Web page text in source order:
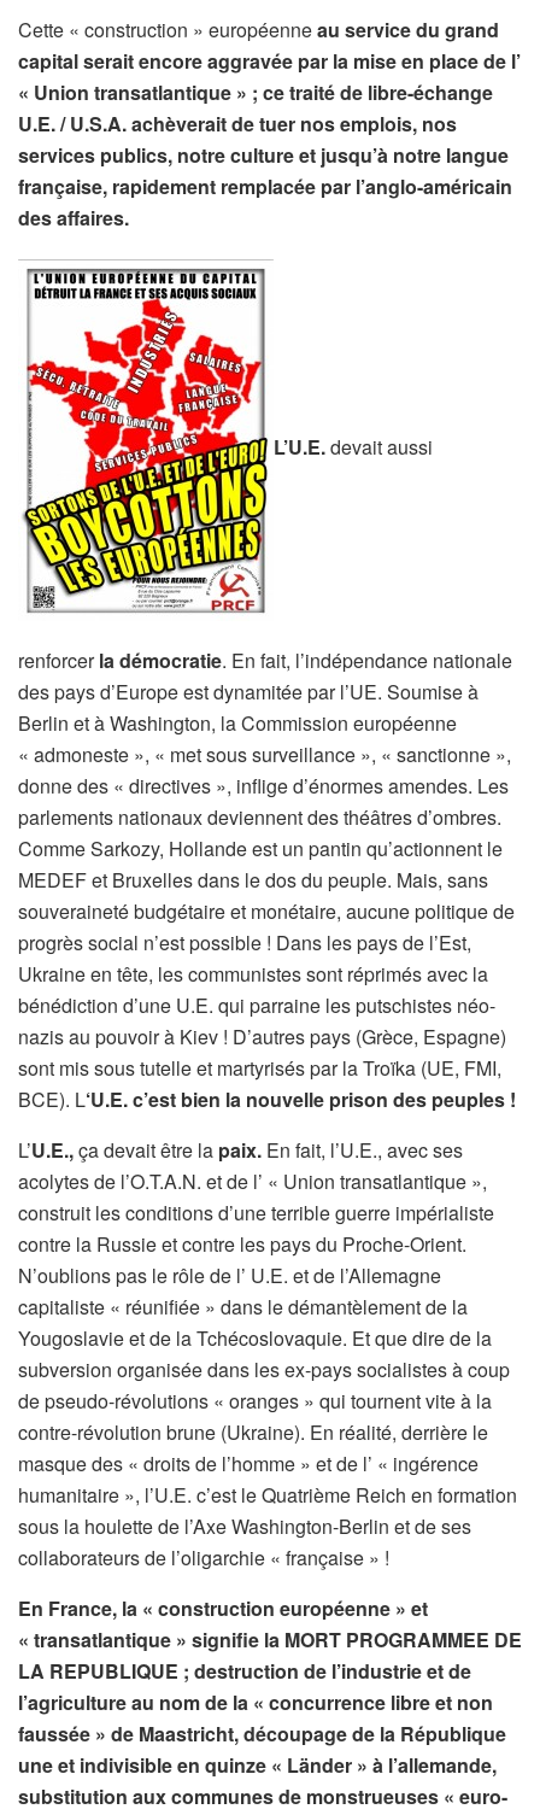
Cette « construction » européenneau service du grand
capital serait encore aggravée par la mise en place de l’
« Union transatlantique » ; ce traité de libre-échange
U.E. / U.S.A. achèverait de tuer nos emplois, nos
services publics, notre culture et jusqu’à notre langue
française, rapidement remplacée par l’anglo-américain
des affaires.
L’U.E.devait aussi
renforcerla démocratie. En fait, l’indépendance nationale
des pays d’Europe est dynamitée par l’UE. Soumise à
Berlin et à Washington, la Commission européenne
« admoneste », « met sous surveillance », « sanctionne »,
donne des « directives », inflige d’énormes amendes. Les
parlements nationaux deviennent des théâtres d’ombres.
Comme Sarkozy, Hollande est un pantin qu’actionnent le
MEDEF et Bruxelles dans le dos du peuple. Mais, sans
souveraineté budgétaire et monétaire, aucune politique de
progrès social n’est possible ! Dans les pays de l’Est,
Ukraine en tête, les communistes sont réprimés avec la
bénédiction d’une U.E. qui parraine les putschistes néo-
nazis au pouvoir à Kiev ! D’autres pays (Grèce, Espagne)
sont mis sous tutelle et martyrisés par la Troïka (UE, FMI,
BCE). L‘U.E. c’est bien la nouvelle prison des peuples !
L’U.E.,ça devait être la paix. En fait, l’U.E., avec ses
acolytes de l’O.T.A.N. et de l’ « Union transatlantique »,
construit les conditions d’une terrible guerre impérialiste
contre la Russie et contre les pays du Proche-Orient.
N’oublions pas le rôle de l’ U.E. et de l’Allemagne
capitaliste « réunifiée » dans le démantèlement de la
Yougoslavie et de la Tchécoslovaquie. Et que dire de la
subversion organisée dans les ex-pays socialistes à coup
de pseudo-révolutions « oranges » qui tournent vite à la
contre-révolution brune (Ukraine). En réalité, derrière le
masque des « droits de l’homme » et de l’ « ingérence
humanitaire », l’U.E. c’est le Quatrième Reich en formation
sous la houlette de l’Axe Washington-Berlin et de ses
collaborateurs de l’oligarchie « française » !
En France, la « construction européenne » et
« transatlantique » signifie la MORT PROGRAMMEE DE
LA REPUBLIQUE ; destruction de l’industrie et de
l’agriculture au nom de la « concurrence libre et non
faussée » de Maastricht, découpage de la République
une et indivisible en quinze « Länder » à l’allemande,
substitution aux communes de monstrueuses « euro-